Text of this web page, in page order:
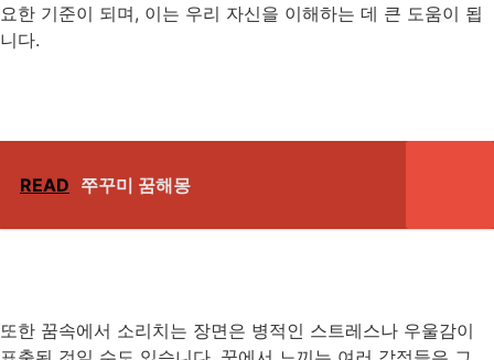
요한 기준이 되며, 이는 우리 자신을 이해하는 데 큰 도움이 됩
니다.
READ 쭈꾸미 꿈해몽
또한 꿈속에서 소리치는 장면은 병적인 스트레스나 우울감이